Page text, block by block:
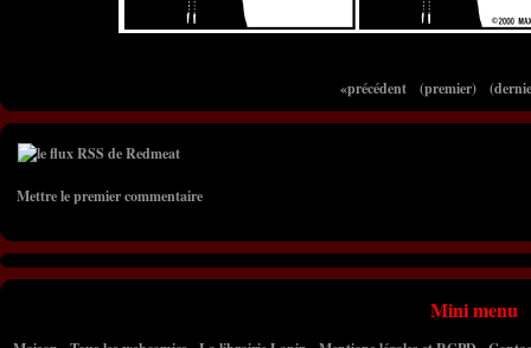
«précédent (premier)
Mettre le premier commentaire
Mini menu